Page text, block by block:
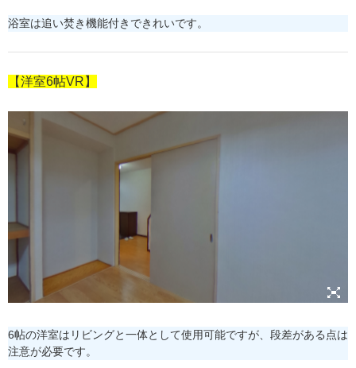
浴室は追い焚き機能付きできれいです。
【洋室6帖VR】
6帖の洋室はリビングと一体として使用可能ですが、段差がある点は
注意が必要です。